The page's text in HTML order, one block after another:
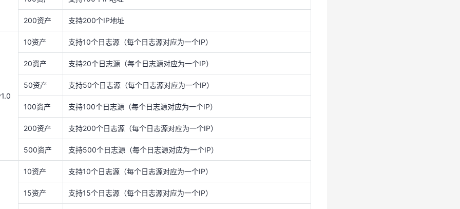
200资产 支持200个日志源（每个日志源对应为一个IP）
500资产 支持500个日志源（每个日志源对应为一个IP）
10资产 支持10个日志源（每个日志源对应为一个IP）
15资产 支持15个日志源（每个日志源对应为一个IP）
20资产 支持20个日志源（每个日志源对应为一个IP）
50资产 支持50个日志源（每个日志源对应为一个IP）
100资产 支持100个日志源（每个日志源对应为一个IP）
存储扩容 支持对数据盘进行扩容
标准版 支持1Gbps公网流量处理能力峰值
200资产 支持200个IP地址
10资产 支持10个日志源（每个日志源对应为一个IP）
20资产 支持20个日志源（每个日志源对应为一个IP）
50资产 支持50个日志源（每个日志源对应为一个IP）
100资产 支持100个日志源（每个日志源对应为一个IP）
200资产 支持200个日志源（每个日志源对应为一个IP）
500资产 支持500个日志源（每个日志源对应为一个IP）
10资产 支持10个日志源（每个日志源对应为一个IP）
15资产 支持15个日志源（每个日志源对应为一个IP）